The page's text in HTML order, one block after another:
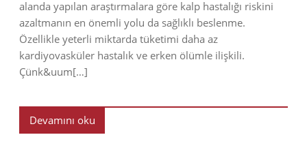
alanda yapılan araştırmalara göre kalp hastalığı riskini
azaltmanın en önemli yolu da sağlıklı beslenme.
Özellikle yeterli miktarda tüketimi daha az
kardiyovasküler hastalık ve erken ölümle ilişkili.
Çünk&uum[…]
Devamını oku